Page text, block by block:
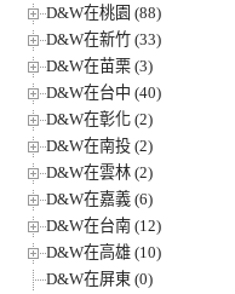
D&W在桃園 (88)
D&W在新竹 (33)
D&W在苗栗 (3)
D&W在台中 (40)
D&W在彰化 (2)
D&W在南投 (2)
D&W在雲林 (2)
D&W在嘉義 (6)
D&W在台南 (12)
D&W在高雄 (10)
D&W在屏東 (0)